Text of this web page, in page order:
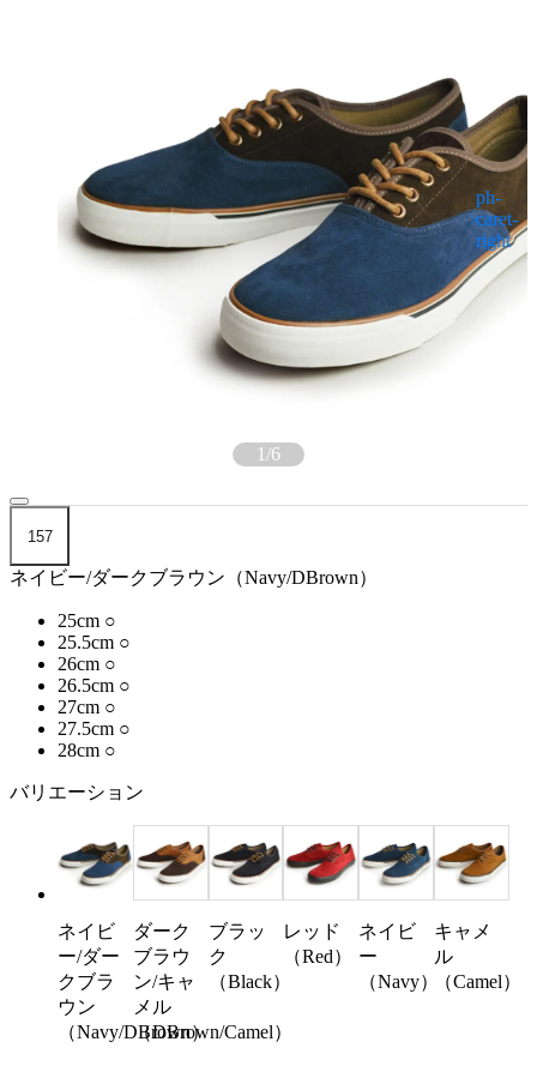
1/6
157
ネイビー/ダークブラウン（Navy/DBrown）
25cm ○
25.5cm ○
26cm ○
26.5cm ○
27cm ○
27.5cm ○
28cm ○
バリエーション
ネイビ
ー/ダー
クブラ
ウン
（Navy/DBrown）
ダーク
ブラウ
ン/キャ
メル
（DBrown/Camel）
ブラッ
ク
（Black）
レッド
（Red）
ネイビ
ー
（Navy）
キャメ
ル
（Camel）